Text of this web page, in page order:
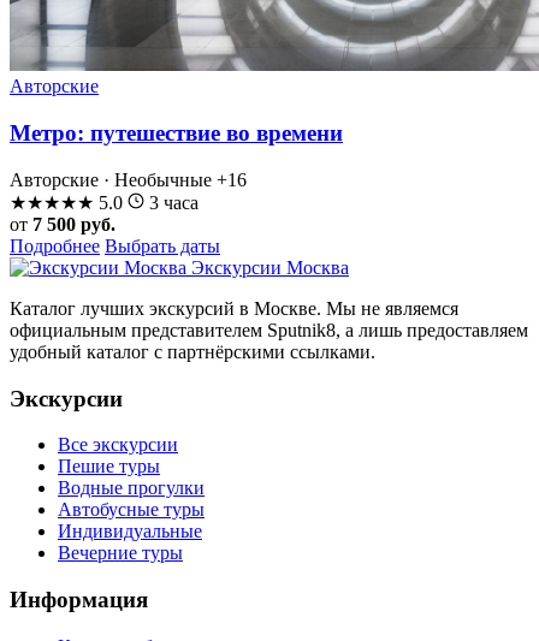
Авторские
Метро: путешествие во времени
Авторские · Необычные +16
★★★★★ 5.0
3 часа
от 7 500 руб.
Подробнее Выбрать даты
Экскурсии Москва
Каталог лучших экскурсий в Москве. Мы не являемся
официальным представителем Sputnik8, а лишь предоставляем
удобный каталог с партнёрскими ссылками.
Экскурсии
Все экскурсии
Пешие туры
Водные прогулки
Автобусные туры
Индивидуальные
Вечерние туры
Информация